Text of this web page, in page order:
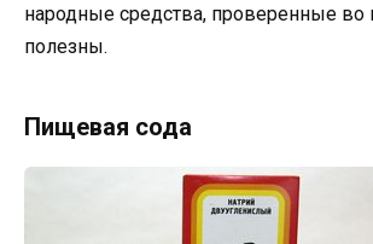
народные средства, проверенные
полезны.
Пищевая сода